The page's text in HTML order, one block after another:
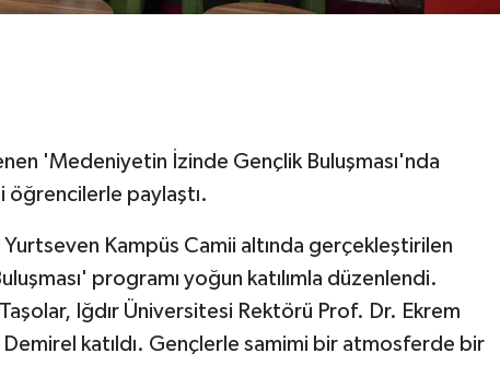
'Medeniyetin İzinde Gençlik Buluşması'nda
paylaştı.
Kampüs Camii altında gerçekleştirilen
programı yoğun katılımla düzenlendi.
Iğdır Üniversitesi Rektörü Prof. Dr. Ekrem
katıldı. Gençlerle samimi bir atmosferde bir